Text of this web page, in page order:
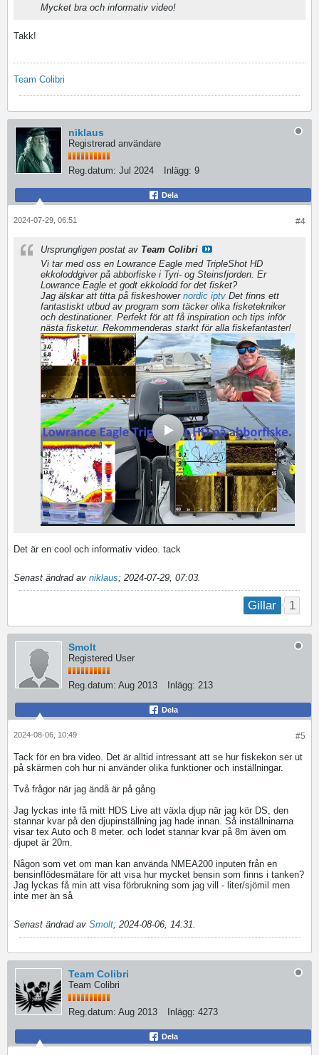
Mycket bra och informativ video!
Takk!
Team Colibri
niklaus
Registrerad användare
Reg.datum: Jul 2024 Inlägg: 9
Dela
#4
2024-07-29, 06:51
Ursprungligen postat av Team Colibri
Vi tar med oss en Lowrance Eagle med TripleShot HD
ekkoloddgiver på abborfiske i Tyri- og Steinsfjorden. Er
Lowrance Eagle et godt ekkolodd for det fisket?
Jag älskar att titta på fiskeshower nordic iptv ​ Det finns ett
fantastiskt utbud av program som täcker olika fisketekniker
och destinationer. Perfekt för att få inspiration och tips inför
nästa fisketur. Rekommenderas starkt för alla fiskefantaster!
Det är en cool och informativ video. tack
Senast ändrad av niklaus; 2024-07-29, 07:03
Gillar 1
Smolt
Registered User
Reg.datum: Aug 2013 Inlägg: 213
Dela
#5
2024-08-06, 10:49
Tack för en bra video. Det är alltid intressant att se hur fiskekon ser ut
på skärmen coh hur ni använder olika funktioner och inställningar.
Två frågor när jag ändå är på gång
Jag lyckas inte få mitt HDS Live att växla djup när jag kör DS, den
stannar kvar på den djupinställning jag hade innan. Så inställninarna
visar tex Auto och 8 meter. och lodet stannar kvar på 8m även om
djupet är 20m.
Någon som vet om man kan använda NMEA200 inputen från en
bensinflödesmätare för att visa hur mycket bensin som finns i tanken?
Jag lyckas få min att visa förbrukning som jag vill - liter/sjömil men
inte mer än så
Senast ändrad av Smolt; 2024-08-06, 14:31.
Team Colibri
Team Colibri
Reg.datum: Aug 2013 Inlägg: 4273
Dela